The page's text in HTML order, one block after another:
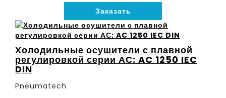
Заказать
Холодильные осушители с плавной
регулировкой серии АС: AC 1250 IEC
DIN
Pneumatech